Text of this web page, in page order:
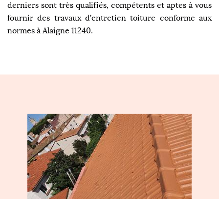
derniers sont très qualifiés, compétents et aptes à vous
fournir des travaux d’entretien toiture conforme aux
normes à Alaigne 11240.